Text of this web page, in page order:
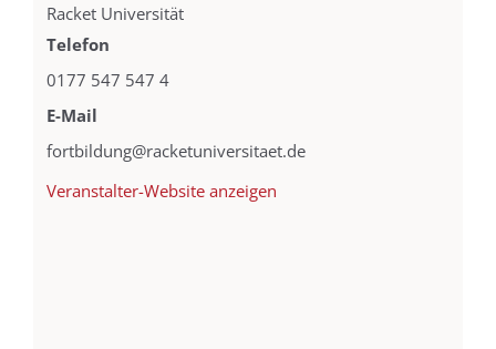
Racket Universität
Telefon
0177 547 547 4
E-Mail
fortbildung@racketuniversitaet.de
Veranstalter-Website anzeigen